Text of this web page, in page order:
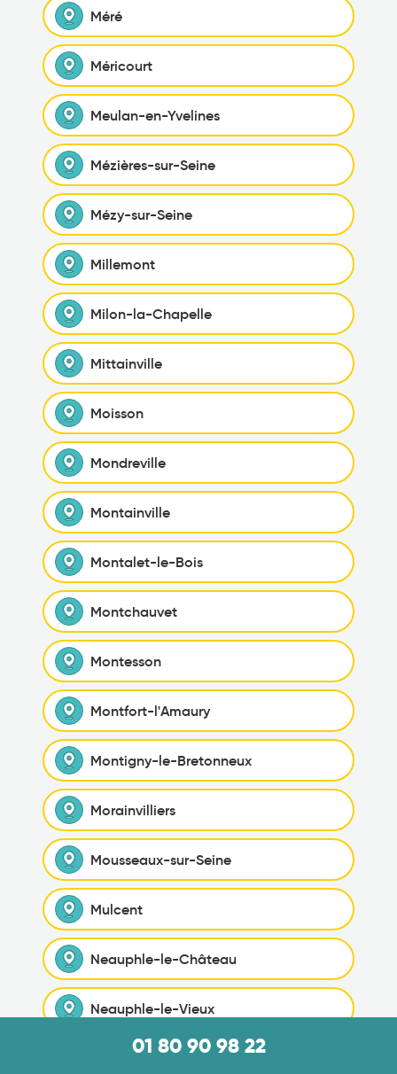
Méré
Méricourt
Meulan-en-Yvelines
Mézières-sur-Seine
Mézy-sur-Seine
Millemont
Milon-la-Chapelle
Mittainville
Moisson
Mondreville
Montainville
Montalet-le-Bois
Montchauvet
Montesson
Montfort-l'Amaury
Montigny-le-Bretonneux
Morainvilliers
Mousseaux-sur-Seine
Mulcent
Neauphle-le-Château
Neauphle-le-Vieux
Neauphlette01 80 90 98 22